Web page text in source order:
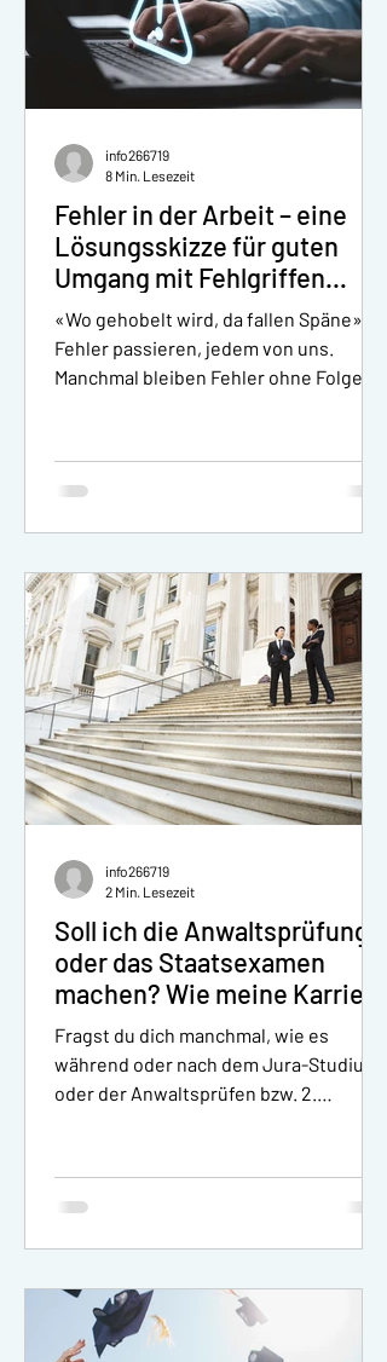
Fehler in der Arbeit – eine
Lösungsskizze für guten
Umgang mit Fehlgriffen
Business-Coaching für
Juristen und Anwälte by
Streiff-Empowerment
«Wo gehobelt wird, da fallen Späne».
Fehler passieren, jedem von uns.
Manchmal bleiben Fehler ohne Folgen,
info266719
8 Min. Lesezeit
Soll ich die Anwaltsprüfung
oder das Staatsexamen
machen? Wie meine Karriere
als Jurist planen?
Fragst du dich manchmal, wie es
während oder nach dem Jura-Studium
oder der Anwaltsprüfen bzw. 2.
info266719
2 Min. Lesezeit